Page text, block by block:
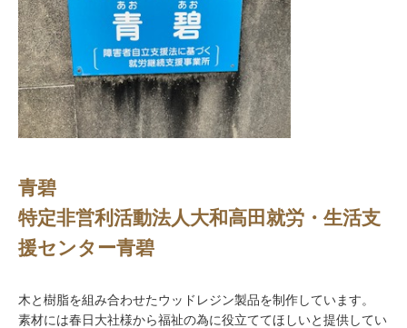
青碧
特定非営利活動法人大和高田就労・生活支
援センター青碧
木と樹脂を組み合わせたウッドレジン製品を制作しています。
素材には春日大社様から福祉の為に役立ててほしいと提供してい